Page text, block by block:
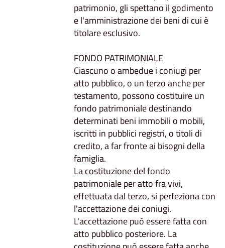
patrimonio, gli spettano il godimento
e l'amministrazione dei beni di cui è
titolare esclusivo.
FONDO PATRIMONIALE
Ciascuno o ambedue i coniugi per
atto pubblico, o un terzo anche per
testamento, possono costituire un
fondo patrimoniale destinando
determinati beni immobili o mobili,
iscritti in pubblici registri, o titoli di
credito, a far fronte ai bisogni della
famiglia.
La costituzione del fondo
patrimoniale per atto fra vivi,
effettuata dal terzo, si perfeziona con
l'accettazione dei coniugi.
L'accettazione può essere fatta con
atto pubblico posteriore. La